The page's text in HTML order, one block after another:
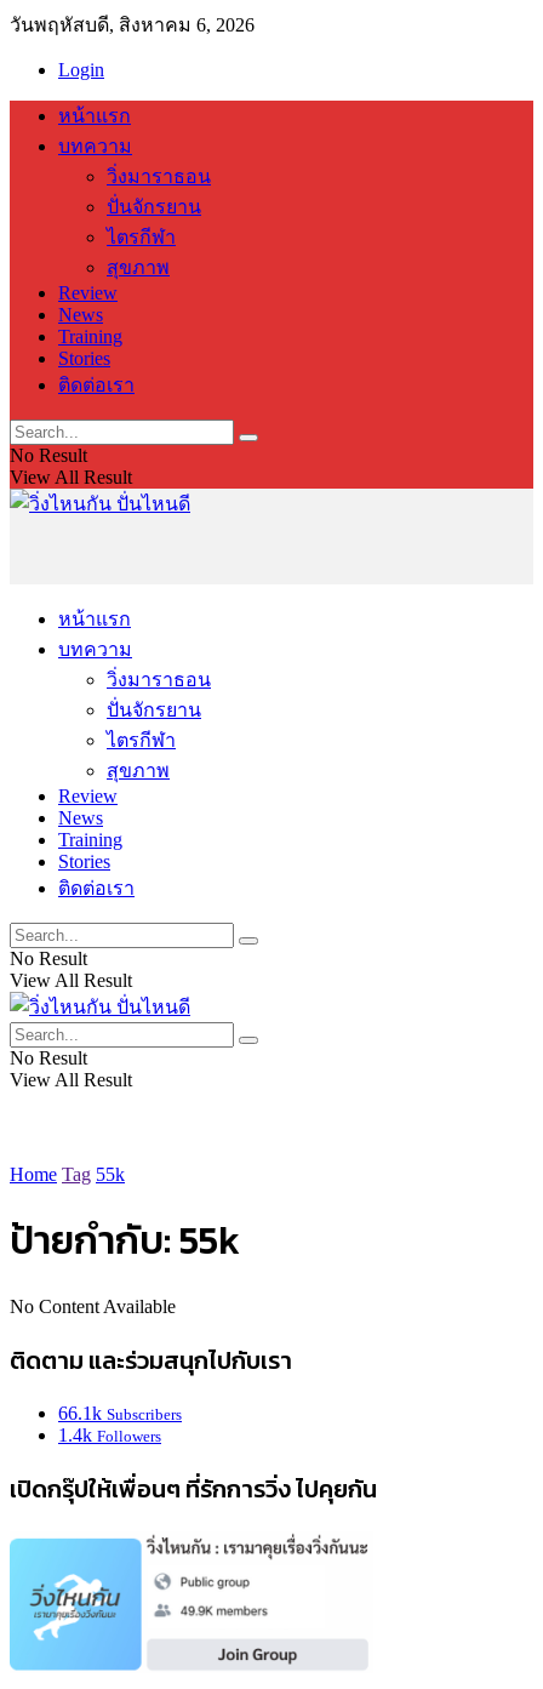
วันพฤหัสบดี, สิงหาคม 6, 2026
Login
หน้าแรก
บทความ
วิ่งมาราธอน
ปั่นจักรยาน
ไตรกีฬา
สุขภาพ
Review
News
Training
Stories
ติดต่อเรา
No Result
View All Result
หน้าแรก
บทความ
วิ่งมาราธอน
ปั่นจักรยาน
ไตรกีฬา
สุขภาพ
Review
News
Training
Stories
ติดต่อเรา
No Result
View All Result
No Result
View All Result
Home Tag 55k
ป้ายกำกับ:55k
No Content Available
ติดตาม และร่วมสนุกไปกับเรา
66.1k Subscribers
1.4k Followers
เปิดกรุ๊ปให้เพื่อนๆ ที่รักการวิ่ง ไปคุยกัน